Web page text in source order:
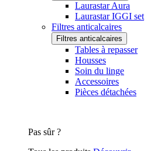
Laurastar Aura
Laurastar IGGI set
Filtres anticalcaires
Filtres anticalcaires
Tables à repasser
Housses
Soin du linge
Accessoires
Pièces détachées
Pas sûr ?